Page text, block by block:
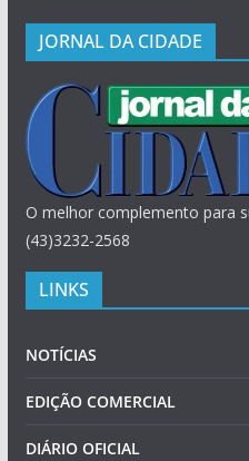
JORNAL DA CIDADE
O melhor complemento para
(43)3232-2568
LINKS
NOTÍCIAS
EDIÇÃO COMERCIAL
DIÁRIO OFICIAL